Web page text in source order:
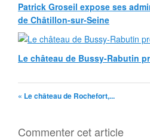
Patrick Groseil expose ses
de Châtillon-sur-Seine
Le château de Bussy-Rabutin
« Le château de Rochefort,...
Commenter cet article